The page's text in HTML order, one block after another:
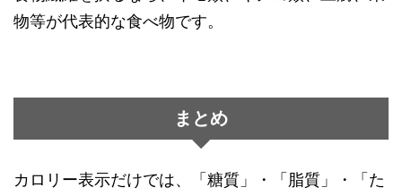
物等が代表的な食べ物です。
まとめ
カロリー表示だけでは、「糖質」・「脂質」・「た